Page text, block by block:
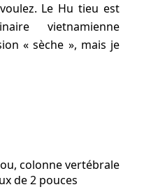
Le Hu tieu est
vietnamienne
« sèche », mais je
colonne vertébrale
de 2 pouces